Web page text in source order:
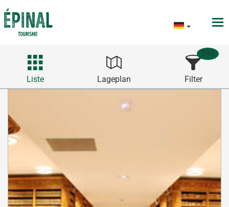
Liste Lageplan Filter
385